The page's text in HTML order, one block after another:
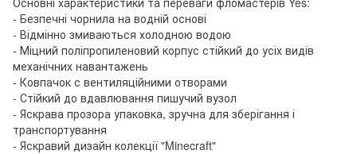
- Безпечні чорнила на водній основі
- Відмінно змиваються холодною водою
- Міцний поліпропиленовий корпус стійкий до усіх видів
механічних навантажень
- Ковпачок с вентиляційними отворами
- Стійкий до вдавлювання пишучий вузол
- Яскрава прозора упаковка, зручна для зберігання і
транспортування
- Яскравий дизайн колекції "Minecraft"